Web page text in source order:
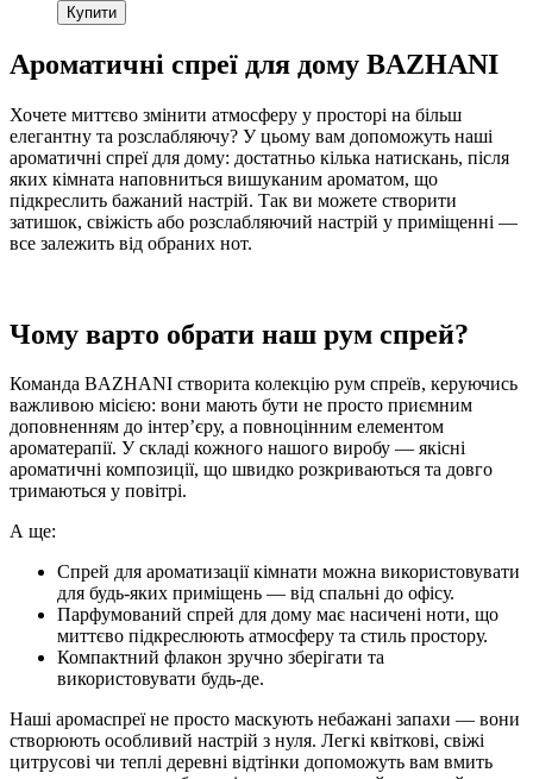
Купити
Ароматичні спреї для дому BAZHANI
Хочете миттєво змінити атмосферу у просторі на більш
елегантну та розслабляючу? У цьому вам допоможуть наші
ароматичні спреї для дому: достатньо кілька натискань, після
яких кімната наповниться вишуканим ароматом, що
підкреслить бажаний настрій. Так ви можете створити
затишок, свіжість або розслабляючий настрій у приміщенні —
все залежить від обраних нот.
Чому варто обрати наш рум спрей?
Команда BAZHANI створита колекцію рум спреїв, керуючись
важливою місією: вони мають бути не просто приємним
доповненням до інтер’єру, а повноцінним елементом
ароматерапії. У складі кожного нашого виробу — якісні
ароматичні композиції, що швидко розкриваються та довго
тримаються у повітрі.
А ще:
Спрей для ароматизації кімнати можна використовувати
для будь-яких приміщень — від спальні до офісу.
Парфумований спрей для дому має насичені ноти, що
миттєво підкреслюють атмосферу та стиль простору.
Компактний флакон зручно зберігати та
використовувати будь-де.
Наші аромаспреї не просто маскують небажані запахи — вони
створюють особливий настрій з нуля. Легкі квіткові, свіжі
цитрусові чи теплі деревні відтінки допоможуть вам вмить